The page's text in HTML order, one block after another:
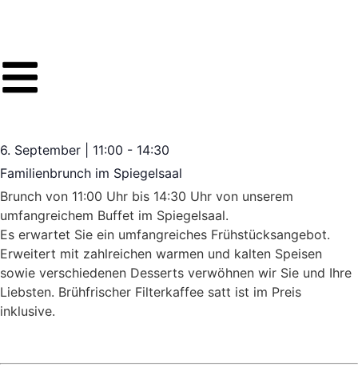
6. September 11:00 - 14:30
Familienbrunch im Spiegelsaal
Brunch von 11:00 Uhr bis 14:30 Uhr von unserem
umfangreichem Buffet im Spiegelsaal.
Es erwartet Sie ein umfangreiches Frühstücksangebot.
Erweitert mit zahlreichen warmen und kalten Speisen
sowie verschiedenen Desserts verwöhnen wir Sie und Ihre
Liebsten. Brühfrischer Filterkaffee satt ist im Preis
inklusive.